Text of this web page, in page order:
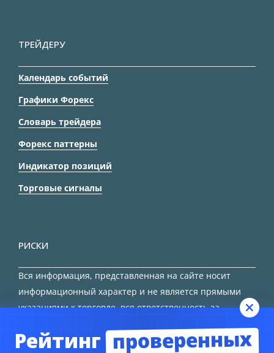
ТРЕЙДЕРУ
Календарь событий
Графики Форекс
Словарь трейдера
Форекс паттерны
Индикатор позиций
Торговые сигналы
РИСКИ
Вся информация, представленная на сайте носит
информационный характер и не является прямыми
указаниями к торговле, вся ответственность за
Рейтинг проверенных